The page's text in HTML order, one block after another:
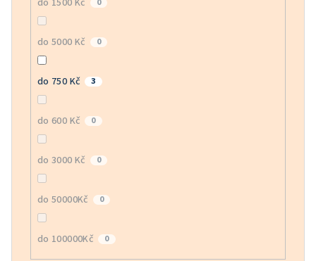
do 5000 Kč 0
do 750 Kč 3
do 600 Kč 0
do 3000 Kč 0
do 50000Kč 0
do 100000Kč 0